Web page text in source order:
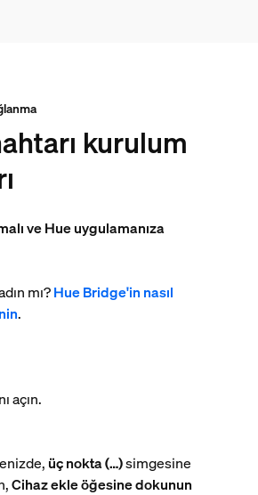
kurulum
ve Hue uygulamanıza
mı?Hue Bridge'in nasıl
.
açın.
üç nokta (…)simgesine
Cihaz ekle öğesine dokunun